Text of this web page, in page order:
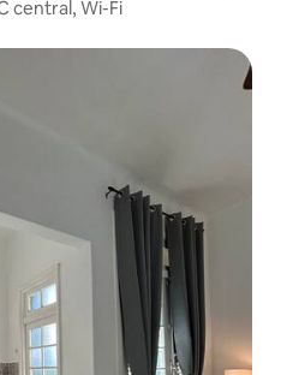
central, Wi-Fi